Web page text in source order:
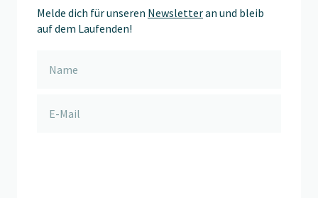
Melde dich für unseren Newsletteran und bleib
auf dem Laufenden!